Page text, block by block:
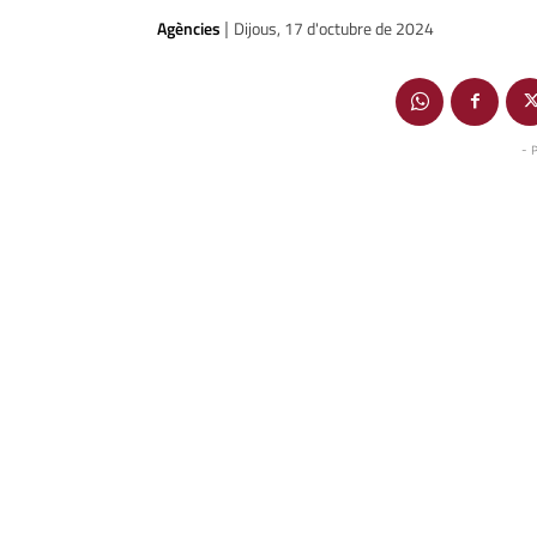
Agències | Dijous, 17 d'octubre de 2024
-